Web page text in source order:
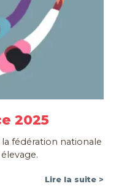
2025
fédération nationale
Lire la suite >